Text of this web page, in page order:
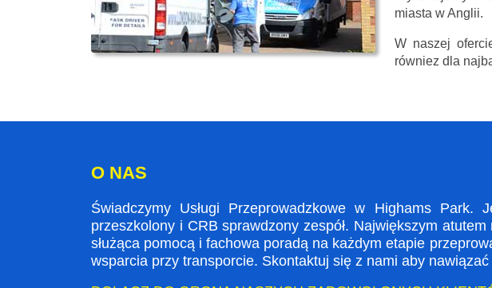
miasta w Anglii.
W naszej
równiez dla
O NAS
Świadczymy Usługi Przeprowadzkowe w Highams Park.
przeszkolony i CRB sprawdzony zespół. Największym
służąca pomocą i fachowa poradą na każdym etapie
wsparcia przy transporcie. Skontaktuj się z nami aby nawiązać